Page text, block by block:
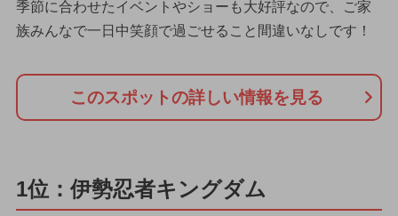
季節に合わせたイベントやショーも大好評なので、ご家
族みんなで一日中笑顔で過ごせること間違いなしです！
このスポットの詳しい情報を見る
1位：伊勢忍者キングダム